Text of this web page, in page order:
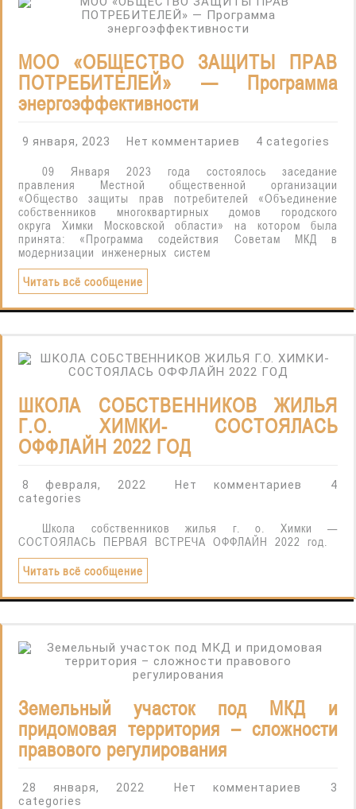
МОО «ОБЩЕСТВО ЗАЩИТЫ ПРАВ
ПОТРЕБИТЕЛЕЙ» — Программа
энергоэффективности
9 января, 2023 Нет комментариев 4 categories
09 Января 2023 года состоялось заседание
правления Местной общественной организации
«Общество защиты прав потребителей «Объединение
собственников многоквартирных домов городского
округа Химки Московской области» на котором была
принята: «Программа содействия Советам МКД в
модернизации инженерных систем
Читать всё сообщение
ШКОЛА СОБСТВЕННИКОВ ЖИЛЬЯ
Г.О. ХИМКИ- СОСТОЯЛАСЬ
ОФФЛАЙН 2022 ГОД
8 февраля, 2022 Нет комментариев
4
categories
Школа собственников жилья г. о. Химки —
СОСТОЯЛАСЬ ПЕРВАЯ ВСТРЕЧА ОФФЛАЙН 2022 год.
Читать всё сообщение
Земельный участок под МКД и
придомовая территория – сложности
правового регулирования
28 января, 2022 Нет комментариев
3
categories